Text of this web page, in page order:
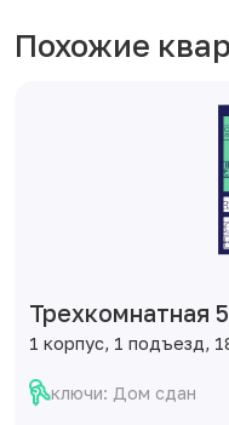
Похожие
Трехкомнатная
1 корпус, 1 подъезд,
ключи: Дом сдан